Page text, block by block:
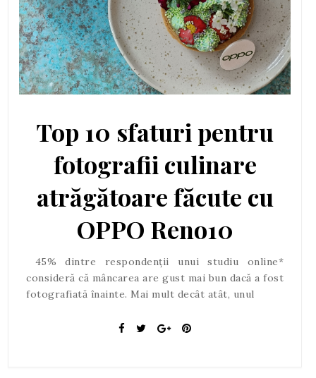
Top 10 sfaturi pentru
fotografii culinare
atrăgătoare făcute cu
OPPO Reno10
45% dintre respondenții unui studiu online*
consideră că mâncarea are gust mai bun dacă a fost
fotografiată înainte. Mai mult decât atât, unul